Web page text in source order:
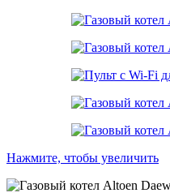
Нажмите, чтобы увеличить